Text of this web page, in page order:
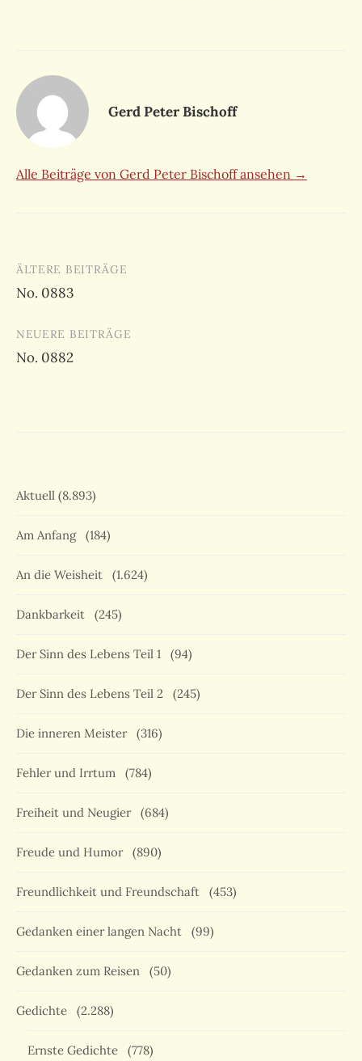
Gerd Peter Bischoff
Alle Beiträge von Gerd Peter Bischoff ansehen →
Beitragsnavigation
ÄLTERE BEITRÄGE
No. 0883
NEUERE BEITRÄGE
No. 0882
Aktuell (8.893)
Am Anfang (184)
An die Weisheit (1.624)
Dankbarkeit (245)
Der Sinn des Lebens Teil 1 (94)
Der Sinn des Lebens Teil 2 (245)
Die inneren Meister (316)
Fehler und Irrtum (784)
Freiheit und Neugier (684)
Freude und Humor (890)
Freundlichkeit und Freundschaft (453)
Gedanken einer langen Nacht (99)
Gedanken zum Reisen (50)
Gedichte (2.288)
Ernste Gedichte (778)